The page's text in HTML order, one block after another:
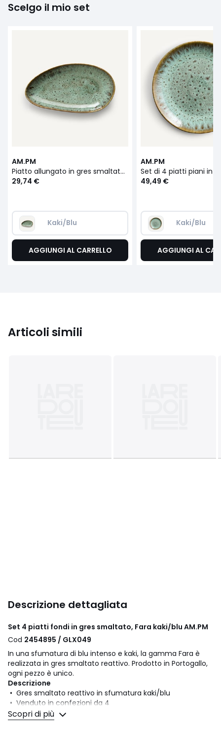
Scelgo il mio set
AM.PM
Piatto allungato in gres smaltato, Fara
29,74 €
Kaki/Blu
AGGIUNGI AL CARRELLO
AM.PM
49,49 €
Kaki/Blu
AGGIUNGI AL
Articoli simili
Descrizione dettagliata
Set 4 piatti fondi in gres smaltato, Fara kaki/blu AM.PM
Cod 2454895 / GLX049
In una sfumatura di blu intenso e kaki, la gamma Fara è
realizzata in gres smaltato reattivo. Prodotto in Portogallo,
ogni pezzo è unico.
Descrizione
• Gres smaltato reattivo in sfumatura kaki/blu
• Venduto in confezioni da 4
Manutenzione
Scopri di più